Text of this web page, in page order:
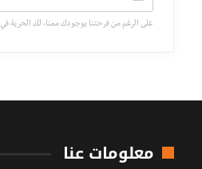
على الرغم من فرحتنا بوجودك معنا، لك الحرية
معلومات عنا